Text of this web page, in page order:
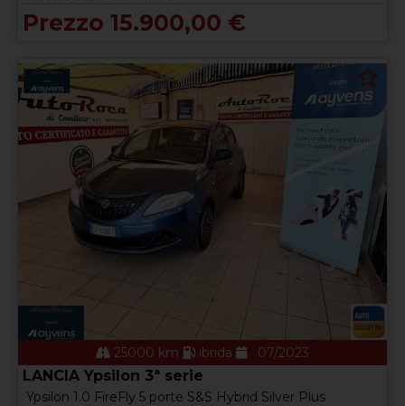
Prezzo 15.900,00 €
25000 km ibrida 07/2023
LANCIA Ypsilon 3ª serie
Ypsilon 1.0 FireFly 5 porte S&S Hybrid Silver Plus